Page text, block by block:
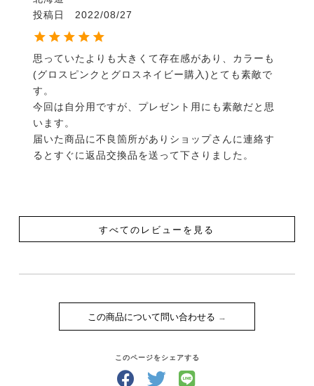
投稿日
2022/08/27
思っていたよりも大きくて存在感があり、カラーも
(グロスピンクとグロスネイビー購入)とても素敵で
す。
今回は自分用ですが、プレゼント用にも素敵だと思
います。
届いた商品に不良箇所がありショップさんに連絡す
すべてのレビューを見る
この商品について問い合わせる
このページをシェアする